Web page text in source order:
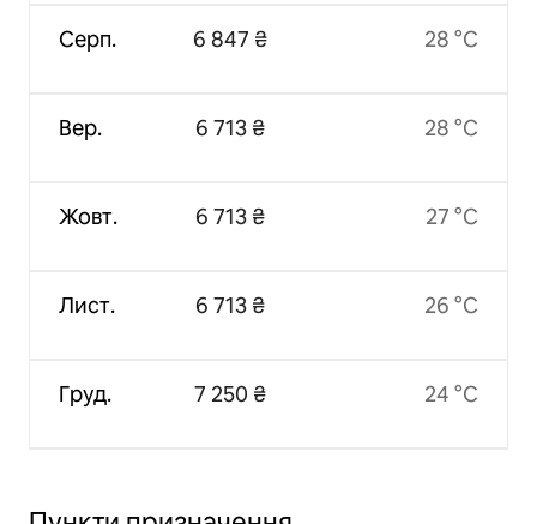
Серп.
Вер.
Жовт.
Лист.
Груд.
6 847 ₴
6 713 ₴
6 713 ₴
6 713 ₴
7 250 ₴
28 °C
28 °C
27 °C
26 °C
24 °C